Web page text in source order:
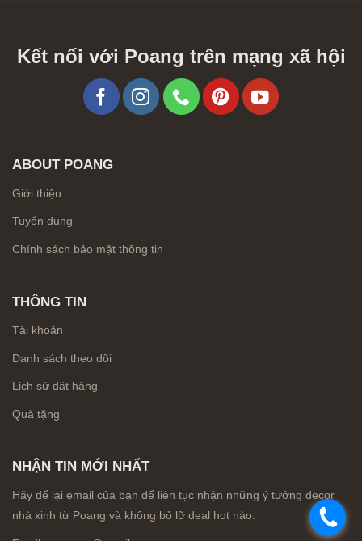
Kết nối với Poang trên mạng xã hội
ABOUT POANG
Giới thiệu
Tuyển dụng
Chính sách bảo mật thông tin
THÔNG TIN
Tài khoản
Danh sách theo dõi
Lịch sử đặt hàng
Quà tặng
NHẬN TIN MỚI NHẤT
Hãy để lại email của bạn để liên tục nhận những ý tưởng decor
nhà xinh từ Poang và không bỏ lỡ deal hot nào.
.